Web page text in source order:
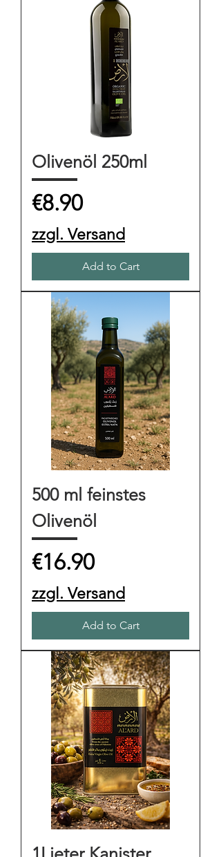
Olivenöl 250ml
Price
€8.90
zzgl. Versand
Add to Cart
500 ml feinstes
Olivenöl
Price
€16.90
zzgl. Versand
Add to Cart